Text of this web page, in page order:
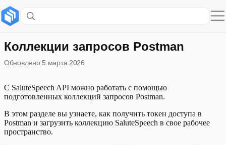
Копируем коллекцию SaluteSpeech API
Получаем токен доступа
Что дальше
Коллекции запросов Postman
Обновлено 5 марта 2026
С SaluteSpeech API можно работать с помощью
подготовленных коллекций запросов Postman.
В этом разделе вы узнаете, как получить токен доступа в
Postman и загрузить коллекцию SaluteSpeech в свое рабочее
пространство.